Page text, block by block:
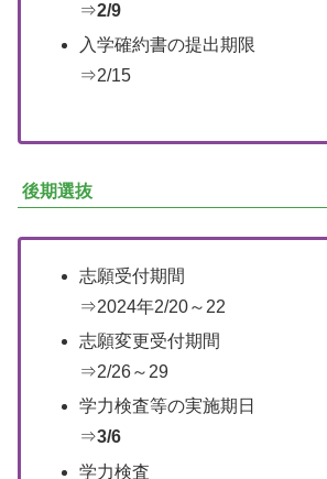
⇒2/9
入学確約書の提出期限
⇒2/15
後期選抜
志願受付期間
⇒2024年2/20～22
志願変更受付期間
⇒2/26～29
学力検査等の実施期日
⇒3/6
学力検査